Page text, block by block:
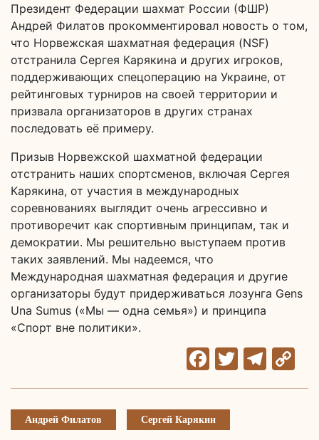
Президент Федерации шахмат России (ФШР)
Андрей Филатов прокомментировал новость о том,
что Норвежская шахматная федерация (NSF)
отстранила Сергея Карякина и других игроков,
поддерживающих спецоперацию на Украине, от
рейтинговых турниров на своей территории и
призвала организаторов в других странах
последовать её примеру.
Призыв Норвежской шахматной федерации
отстранить наших спортсменов, включая Сергея
Карякина, от участия в международных
соревнованиях выглядит очень агрессивно и
противоречит как спортивным принципам, так и
демократии. Мы решительно выступаем против
таких заявлений. Мы надеемся, что
Международная шахматная федерация и другие
организаторы будут придерживаться лозунга Gens
Una Sumus («Мы — одна семья») и принципа
«Спорт вне политики».
Facebook
Twitter
Андрей Филатов Сергей Карякин